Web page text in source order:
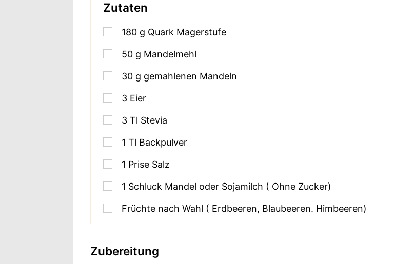
Zutaten
180 g Quark Magerstufe
50 g Mandelmehl
30 g gemahlenen Mandeln
3 Eier
3 Tl Stevia
1 Tl Backpulver
1 Prise Salz
1 Schluck Mandel oder Sojamilch ( Ohne Zucker)
Früchte nach Wahl ( Erdbeeren, Blaubeeren. Himbeeren)
Zubereitung